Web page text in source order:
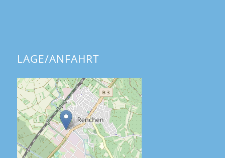
LAGE/ANFAHRT